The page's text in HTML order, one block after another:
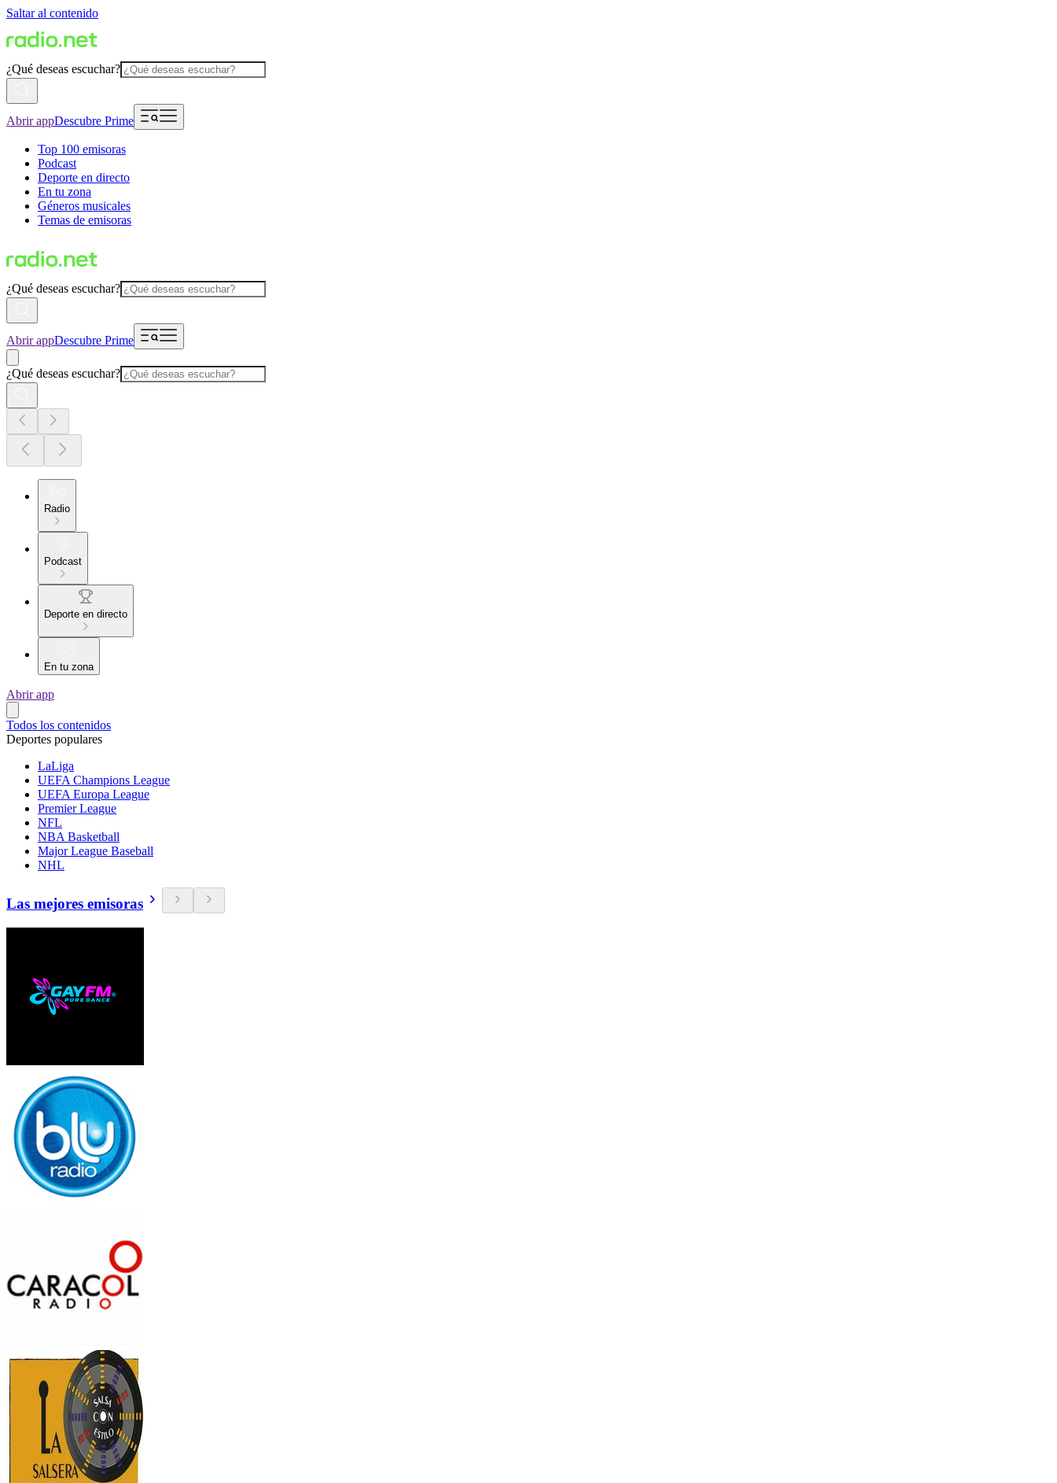
Saltar al contenido
¿Qué deseas escuchar?
Abrir appDescubre Prime
Top 100 emisoras
Podcast
Deporte en directo
En tu zona
Géneros musicales
Temas de emisoras
¿Qué deseas escuchar?
Abrir appDescubre Prime
¿Qué deseas escuchar?
Radio
Podcast
Deporte en directo
En tu zona
Abrir app
Todos los contenidos
Deportes populares
LaLiga
UEFA Champions League
UEFA Europa League
Premier League
NFL
NBA Basketball
Major League Baseball
NHL
Las mejores emisoras